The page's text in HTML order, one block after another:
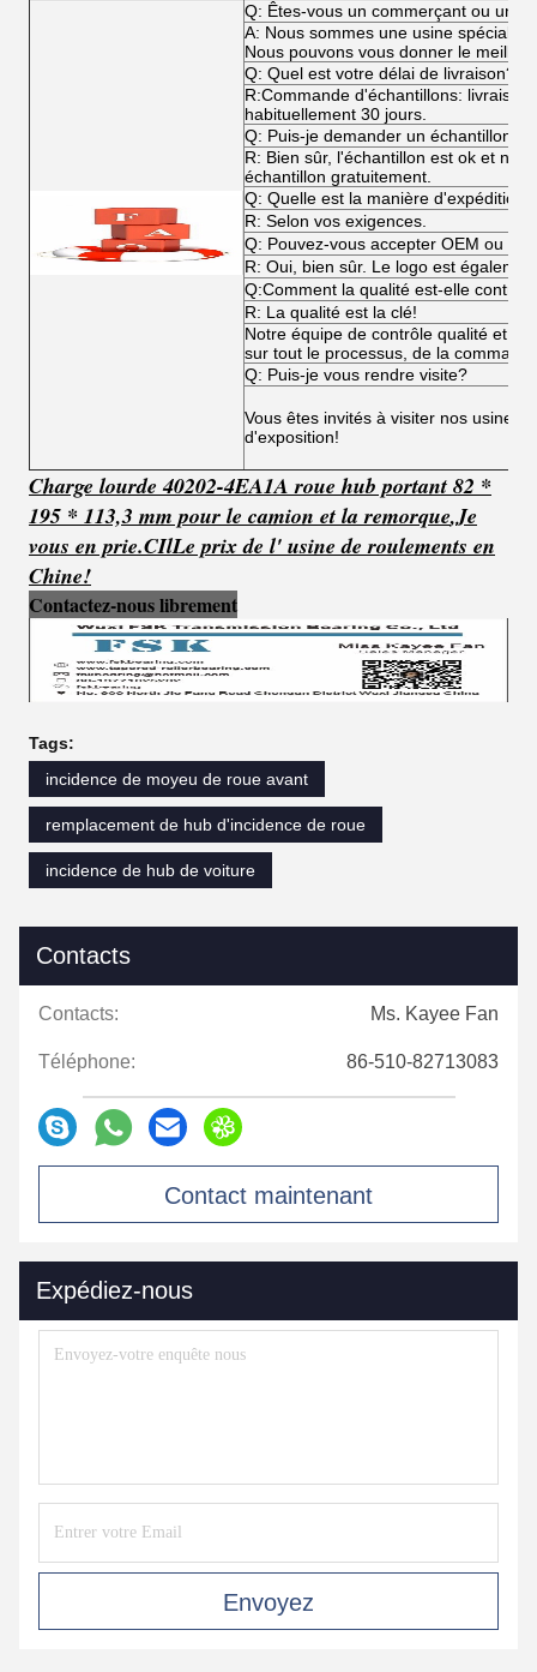
Q: Êtes-vous un commerçant ou un
A: Nous sommes une usine
Nous pouvons vous donner le
Q: Quel est votre délai de livraison?
R:Commande d'échantillons:
habituellement 30 jours.
Q: Puis-je demander un échantillon?
R: Bien sûr, l'échantillon est ok et
échantillon gratuitement.
Q: Quelle est la manière d'expédition?
R: Selon vos exigences.
Q: Pouvez-vous accepter OEM ou
R: Oui, bien sûr. Le logo est
Q:Comment la qualité est-elle
R: La qualité est la clé!
Notre équipe de contrôle qualité et
sur tout le processus, de la
Q: Puis-je vous rendre visite?
Vous êtes invités à visiter nos usines,
d'exposition!
Charge lourde 40202-4EA1A roue hub portant 82 *
195 * 113,3 mm pour le camion et la remorque,Je
vous en prie.CIlLe prix de l' usine de roulements en
Chine!
Contactez-nous librement
Tags:
incidence de moyeu de roue avant
remplacement de hub d'incidence de roue
incidence de hub de voiture
Contacts
Contacts: Ms. Kayee Fan
Téléphone: 86-510-82713083
Contact maintenant
Expédiez-nous
Envoyez